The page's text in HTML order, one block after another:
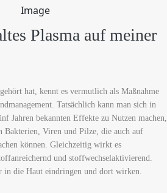
Plasma auf meiner
hat, kennt es vermutlich als Maßnahme
Tatsächlich kann man sich in
Jahren bekannten Effekte zu Nutzen machen,
Bakterien, Viren und Pilze, die auch auf
können. Gleichzeitig wirkt es
und stoffwechselaktivierend.
in die Haut eindringen und dort wirken.